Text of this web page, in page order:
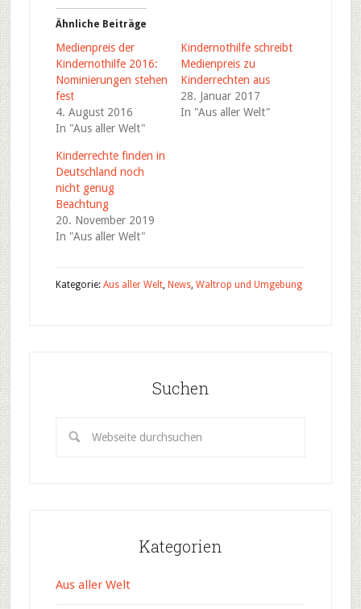
Ähnliche Beiträge
Medienpreis der
Kindernothilfe 2016:
Nominierungen stehen
fest
4. August 2016
In "Aus aller Welt"
Kindernothilfe schreibt
Medienpreis zu
Kinderrechten aus
28. Januar 2017
In "Aus aller Welt"
Kinderrechte finden in
Deutschland noch
nicht genug
Beachtung
20. November 2019
In "Aus aller Welt"
Kategorie: Aus aller Welt, News, Waltrop und Umgebung
Suchen
Kategorien
Aus aller Welt